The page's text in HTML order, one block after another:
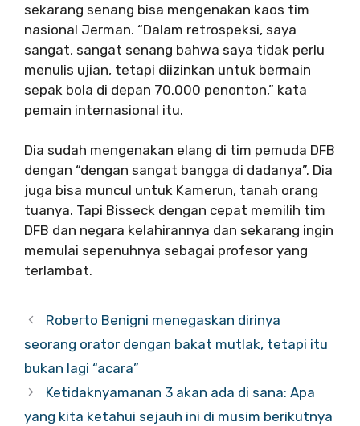
sekarang senang bisa mengenakan kaos tim
nasional Jerman. “Dalam retrospeksi, saya
sangat, sangat senang bahwa saya tidak perlu
menulis ujian, tetapi diizinkan untuk bermain
sepak bola di depan 70.000 penonton,” kata
pemain internasional itu.
Dia sudah mengenakan elang di tim pemuda DFB
dengan “dengan sangat bangga di dadanya”. Dia
juga bisa muncul untuk Kamerun, tanah orang
tuanya. Tapi Bisseck dengan cepat memilih tim
DFB dan negara kelahirannya dan sekarang ingin
memulai sepenuhnya sebagai profesor yang
terlambat.
Roberto Benigni menegaskan dirinya
seorang orator dengan bakat mutlak, tetapi itu
bukan lagi “acara”
Ketidaknyamanan 3 akan ada di sana: Apa
yang kita ketahui sejauh ini di musim berikutnya